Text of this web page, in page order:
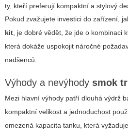
ty, kteří preferují kompaktní a stylový
Pokud zvažujete investici do zařízení,
kit , je dobré vědět, že jde o kombinaci
která dokáže uspokojit náročné
nadšenců.
Výhody a nevýhody smok
Mezi hlavní výhody patří dlouhá výdrž
kompaktní velikost a jednoduchost
omezená kapacita tanku, která